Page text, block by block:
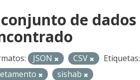
de dados
JSON CSV Etiquetas:
sishab